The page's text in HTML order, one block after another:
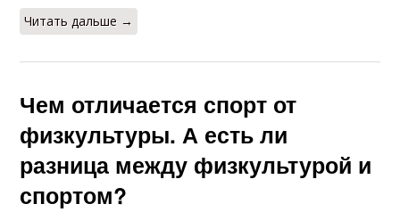
Читать дальше →
Чем отличается спорт от
физкультуры. А есть ли
разница между физкультурой и
спортом?